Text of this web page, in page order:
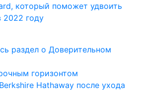
который поможет удвоить
2022 году
горизонтом
Hathaway после ухода